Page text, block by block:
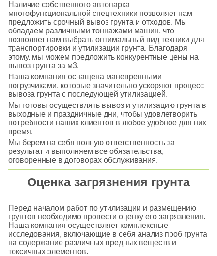
Наличие собственного автопарка
многофункциональной спецтехники позволяет нам
предложить срочный вывоз грунта и отходов. Мы
обладаем различными тоннажами машин, что
позволяет нам выбрать оптимальный вид техники для
транспортировки и утилизации грунта. Благодаря
этому, мы можем предложить конкурентные цены на
вывоз грунта за м3.
Наша компания оснащена маневренными
погрузчиками, которые значительно ускоряют процесс
вывоза грунта с последующей утилизацией.
Мы готовы осуществлять вывоз и утилизацию грунта в
выходные и праздничные дни, чтобы удовлетворить
потребности наших клиентов в любое удобное для них
время.
Мы берем на себя полную ответственность за
результат и выполняем все обязательства,
оговоренные в договорах обслуживания.
Оценка загрязнения грунта
Перед началом работ по утилизации и размещению
грунтов необходимо провести оценку его загрязнения.
Наша компания осуществляет комплексные
исследования, включающие в себя анализ проб грунта
на содержание различных вредных веществ и
токсичных элементов.